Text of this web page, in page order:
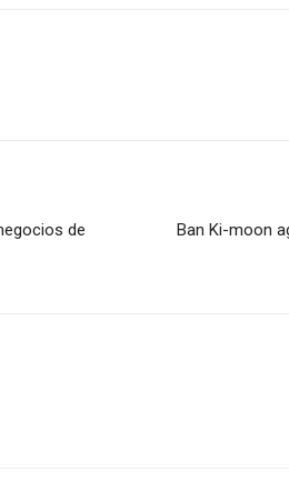
de
Ban Ki-moon